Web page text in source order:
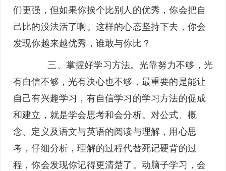
们更强，但如果你挨个比别人的优秀，你会把自
己比的没法活了啊。这样的心态坚持下去，你会
发现你越来越优秀，谁敢与你比？
三、掌握好学习方法。光靠努力不够，光
有自信不够，光有决心也不够，最重要的是能让
自己有兴趣学习，有自信学习的学习方法的促成
和建立，就是学会思考和会分析。对公式、概
念、定义及语文与英语的阅读与理解，用心思
考，仔细分析，理解的过程代替死记硬背的过
程，你会发现你记得更清楚了。动脑子学习，会